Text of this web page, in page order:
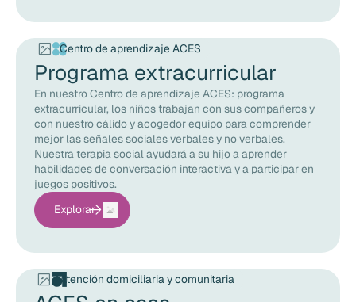
Centro de aprendizaje ACES
Programa extracurricular
En nuestro Centro de aprendizaje ACES: programa
extracurricular, los niños trabajan con sus compañeros y
con nuestro cálido y acogedor equipo para comprender
mejor las señales sociales verbales y no verbales.
Nuestra terapia social ayudará a su hijo a aprender
habilidades de conversación interactiva y a participar en
juegos positivos.
Explorar
Atención domiciliaria y comunitaria